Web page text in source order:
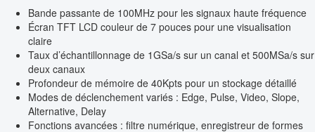
Bande passante de 100MHz pour les signaux haute fréquence
Écran TFT LCD couleur de 7 pouces pour une visualisation
claire
Taux d’échantillonnage de 1GSa/s sur un canal et 500MSa/s sur
deux canaux
Profondeur de mémoire de 40Kpts pour un stockage détaillé
Modes de déclenchement variés : Edge, Pulse, Video, Slope,
Alternative, Delay
Fonctions avancées : filtre numérique, enregistreur de formes